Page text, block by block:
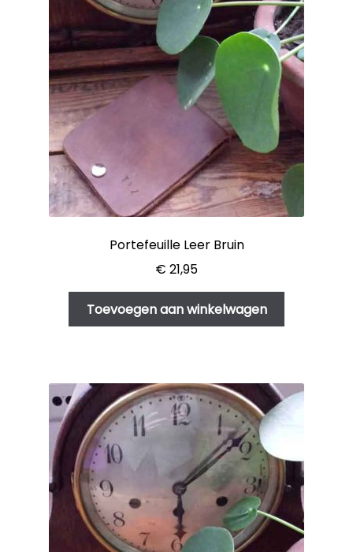
Portefeuille Leer Bruin
€ 21,95
Toevoegen aan winkelwagen